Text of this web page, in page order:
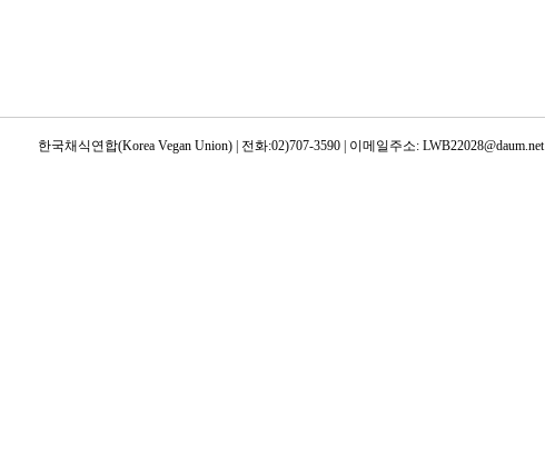
한국채식연합(Korea Vegan Union) | 전화:02)707-3590 | 이메일주소: LWB22028@daum.net